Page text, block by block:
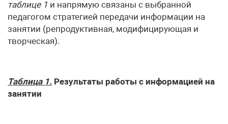
таблице 1 и напрямую связаны с выбранной
педагогом стратегией передачи информации на
занятии (репродуктивная, модифицирующая и
творческая).
Таблица 1. Результаты работы с информацией на
занятии